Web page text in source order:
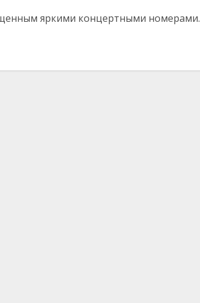
яркими концертными номерами.